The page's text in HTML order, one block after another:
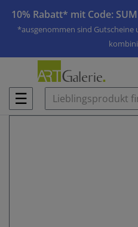
10% Rabatt* mit Code:
*ausgenommen sind
☰